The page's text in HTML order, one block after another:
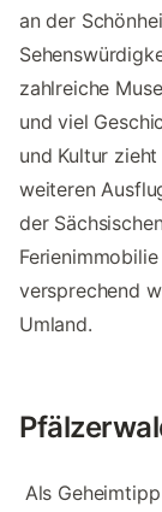
an der
zahlreiche
und viel
und Kultur
weiteren
der
versprechend
Umland.
Als